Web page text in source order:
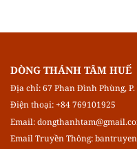
DÒNG THÁNH TÂM HUẾ
Địa chỉ: 67 Phan Đình Phùng,
Điện thoại: +84 769101925
Email:
Email Truyền Thông: